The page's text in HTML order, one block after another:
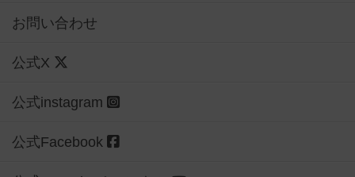
お問い合わせ
公式X
公式instagram
公式Facebook